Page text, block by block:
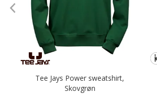
Tee Jays Power sweatshirt,
Skovgrøn